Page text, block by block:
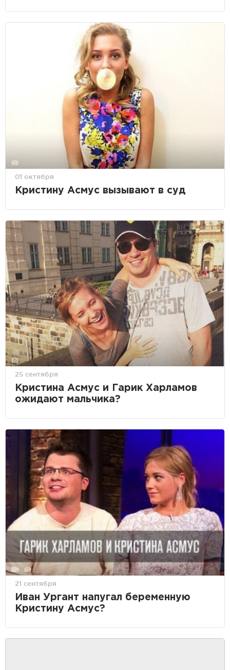
01 октября
Кристину Асмус вызывают в суд
25 сентября
Кристина Асмус и Гарик Харламов
ожидают мальчика?
21 сентября
Иван Ургант напугал беременную
Кристину Асмус?